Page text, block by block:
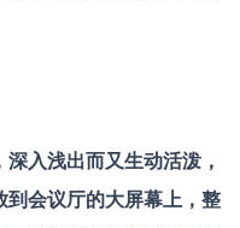
入浅出而又生动活泼，
会议厅的大屏幕上，整